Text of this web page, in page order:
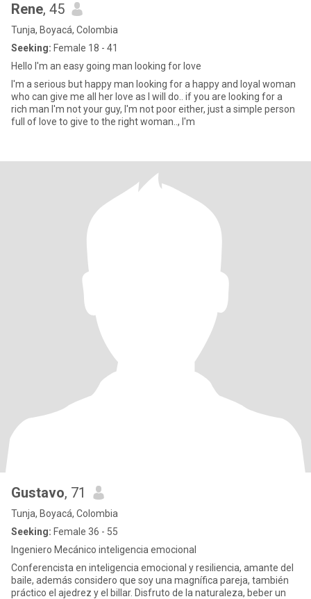
Rene, 45
Tunja, Boyacá, Colombia
Seeking: Female 18 - 41
Hello I'm an easy going man looking for love
I'm a serious but happy man looking for a happy and loyal woman
who can give me all her love as I will do.. if you are looking for a
rich man I'm not your guy, I'm not poor either, just a simple person
full of love to give to the right woman.., I'm
Gustavo, 71
Tunja, Boyacá, Colombia
Seeking: Female 36 - 55
Ingeniero Mecánico inteligencia emocional
Conferencista en inteligencia emocional y resiliencia, amante del
baile, además considero que soy una magnífica pareja, también
práctico el ajedrez y el billar. Disfruto de la naturaleza, beber un